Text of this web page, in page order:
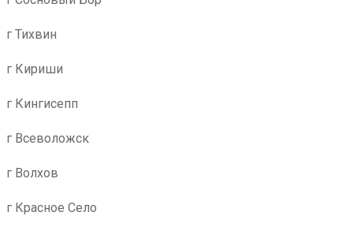
г Тихвин
г Кириши
г Кингисепп
г Всеволожск
г Волхов
г Красное Село